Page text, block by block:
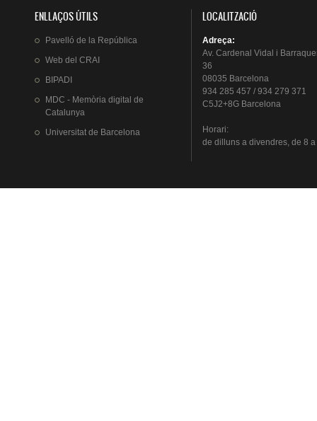
ENLLAÇOS ÚTILS
Pavelló de la República
Web del CRAI
BIPADI
MDC - Memòria digital de
Catalunya
Universitat de Barcelona
LOCALITZACIÓ
Adreça:
Av. Cardenal Vidal i
36
08035 Barcelona
934 285 457 / 934 279 371
C5J2+8G Barcelona
Horari:
de dillunsa divendres, de 8